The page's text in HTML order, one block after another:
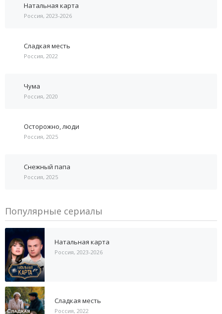
Натальная карта
Россия, 2023-2026
Сладкая месть
Россия, 2022
Чума
Россия, 2020
Осторожно, люди
Россия, 2025
Снежный папа
Россия, 2025
Популярные сериалы
Натальная карта
Россия, 2023-2026
Сладкая месть
Россия, 2022